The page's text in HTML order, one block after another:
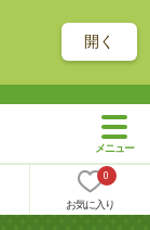
開く
0
お気に入り